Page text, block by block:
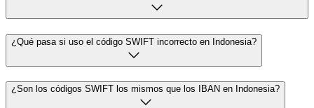
¿Qué pasa si uso el código SWIFT incorrecto en Indonesia?
¿Son los códigos SWIFT los mismos que los IBAN en Indonesia?